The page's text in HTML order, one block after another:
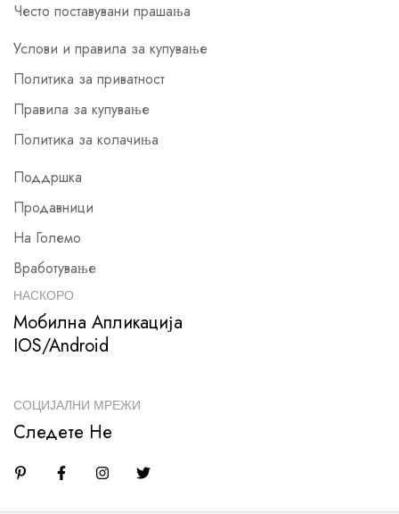
Често поставувани прашања
Услови и правила за купување
Политика за приватност
Правила за купување
Политика за колачиња
Поддршка
Продавници
На Големо
Вработување
НАСКОРО
Мобилна Апликација
IOS/Android
СОЦИЈАЛНИ МРЕЖИ
Следете Не